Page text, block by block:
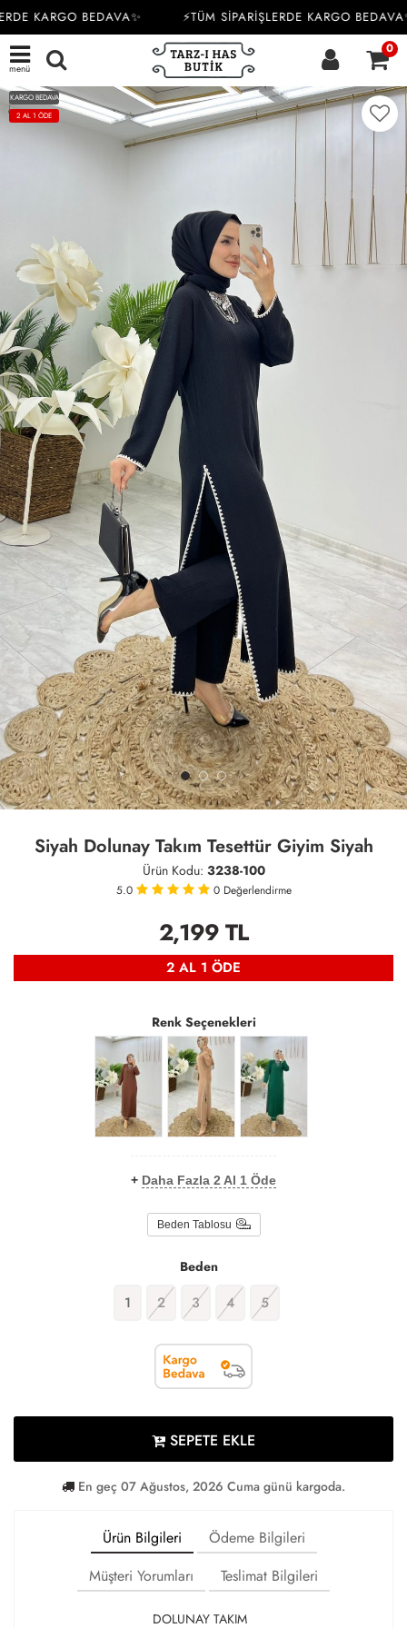
KARGO BEDAVA✨ ⚡TÜM SİPARİŞLERDE KARGO BEDAVA✨
menü
0
KARGO BEDAVA
2 AL 1 ÖDE
Siyah Dolunay Takım Tesettür Giyim Siyah
Ürün Kodu: 3238-100
5.0 0 Değerlendirme
2,199TL
2 AL 1 ÖDE
Renk Seçenekleri
+ Daha Fazla 2 Al 1 Öde
Beden Tablosu
Beden
1 2 3 4 5
SEPETE EKLE
En geç 07 Ağustos, 2026 Cuma günü kargoda.
Ürün Bilgileri
Ödeme Bilgileri
Müşteri Yorumları
Teslimat Bilgileri
DOLUNAY TAKIM